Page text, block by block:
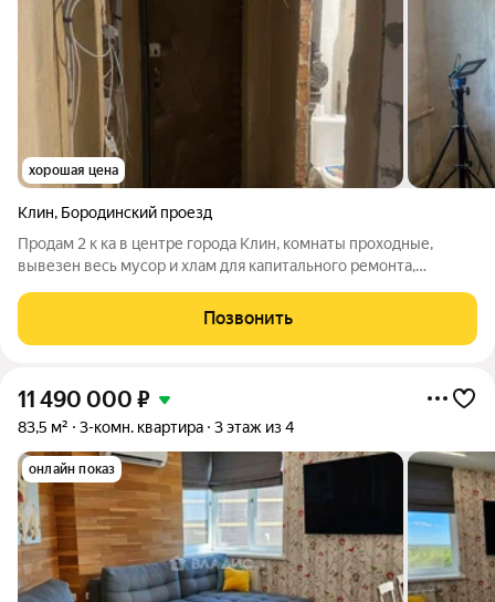
хорошая цена
Клин, Бородинский проезд
Продам 2 к ка в центре города Клин, комнаты проходные,
вывезен весь мусор и хлам для капитального ремонта,
Позвонить
11 490 000 ₽
83,5 м² 3-комн. квартира 3 этаж из 4
онлайн показ